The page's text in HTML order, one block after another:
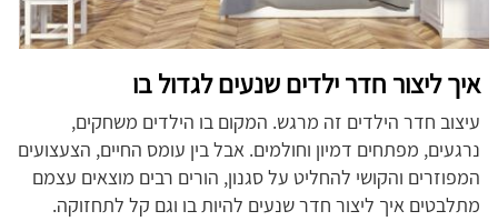
איך ליצור חדר ילדים שנעים לגדול בו
עיצוב חדר הילדים זה מרגש. המקום בו הילדים משחקים,
נרגעים, מפתחים דמיון וחולמים. אבל בין עומס החיים, הצעצועים
המפוזרים והקושי להחליט על סגנון, הורים רבים מוצאים עצמם
מתלבטים איך ליצור חדר שנעים להיות בו וגם קל לתחזוקה.